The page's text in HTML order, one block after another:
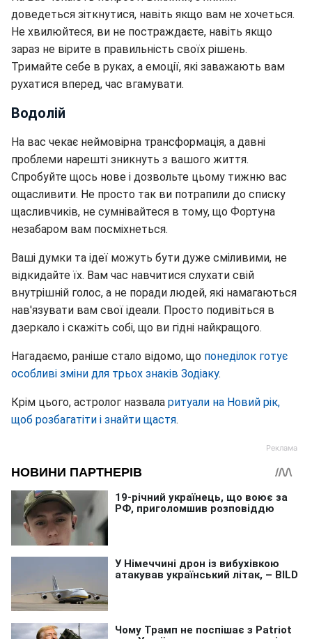
доведеться зіткнутися, навіть якщо вам не хочеться.
Не хвилюйтеся, ви не постраждаєте, навіть якщо
зараз не вірите в правильність своїх рішень.
Тримайте себе в руках, а емоції, які заважають вам
рухатися вперед, час вгамувати.
Водолій
На вас чекає неймовірна трансформація, а давні
проблеми нарешті зникнуть з вашого життя.
Спробуйте щось нове і дозвольте цьому тижню вас
ощасливити. Не просто так ви потрапили до списку
щасливчиків, не сумнівайтеся в тому, що Фортуна
незабаром вам посміхнеться.
Ваші думки та ідеї можуть бути дуже сміливими, не
відкидайте їх. Вам час навчитися слухати свій
внутрішній голос, а не поради людей, які намагаються
нав'язувати вам свої ідеали. Просто подивіться в
дзеркало і скажіть собі, що ви гідні найкращого.
Нагадаємо, раніше стало відомо, що понеділок готує
особливі зміни для трьох знаків Зодіаку.
Крім цього, астролог назвала ритуали на Новий рік,
щоб розбагатіти і знайти щастя.